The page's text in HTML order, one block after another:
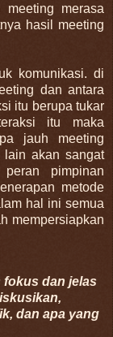
meeting merasa
hasil meeting
komunikasi. di
dan antara
itu berupa tukar
itu maka
jauh meeting
lain akan sangat
pimpinan
metode
hal ini semua
mempersiapkan
fokus dan jelas
dan apa yang